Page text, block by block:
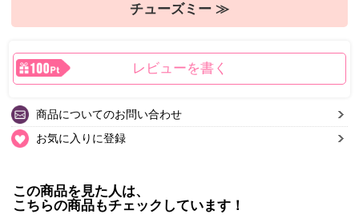
チューズミー ≫
レビューを書く
商品についてのお問い合わせ
お気に入りに登録
この商品を見た人は、
こちらの商品もチェックしています！